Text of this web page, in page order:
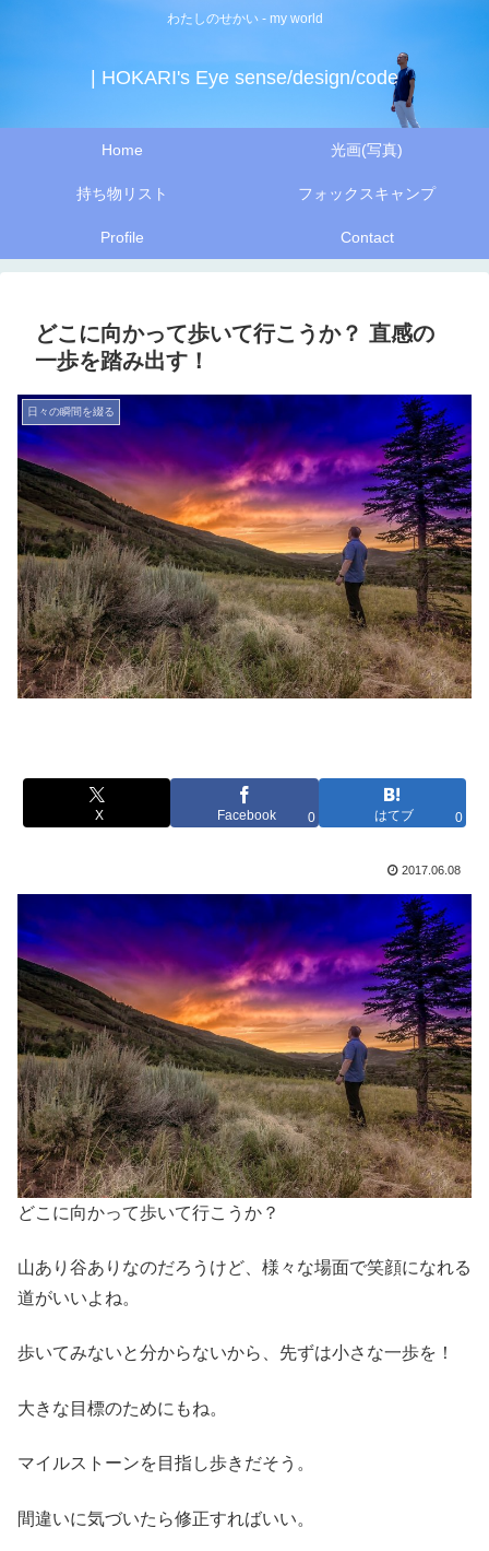
わたしのせかい - my world
| HOKARI's Eye sense/design/code
Home 光画(写真)
持ち物リスト フォックスキャンプ
Profile Contact
どこに向かって歩いて行こうか？ 直感の
一歩を踏み出す！
日々の瞬間を綴る
X Facebook 0 はてブ 0
2017.06.08
どこに向かって歩いて行こうか？
山あり谷ありなのだろうけど、様々な場面で笑顔になれる
道がいいよね。
歩いてみないと分からないから、先ずは小さな一歩を！
大きな目標のためにもね。
マイルストーンを目指し歩きだそう。
間違いに気づいたら修正すればいい。